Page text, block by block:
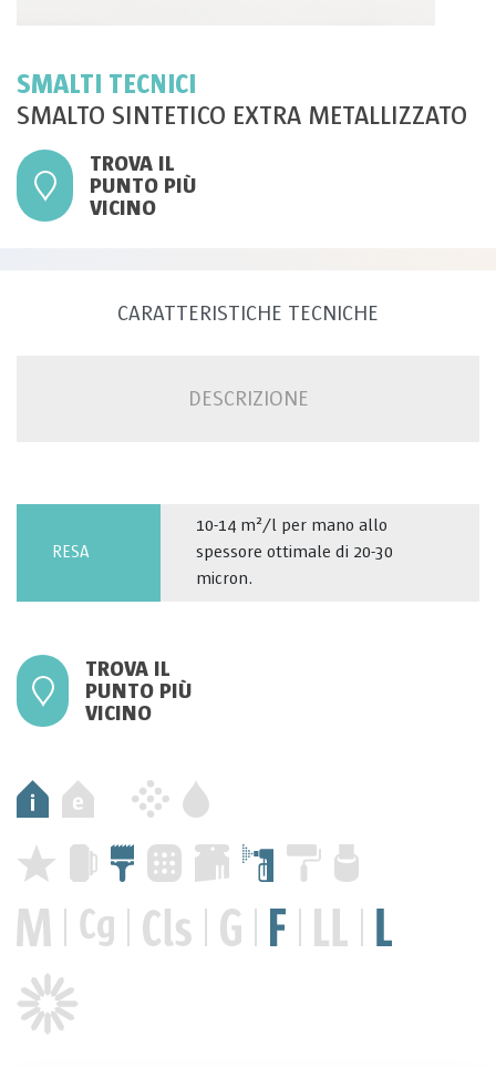
SMALTI TECNICI
SMALTO SINTETICO EXTRA METALLIZZATO
TROVA IL
PUNTO PIÙ
VICINO
CARATTERISTICHE TECNICHE
DESCRIZIONE
RESA
10-14 m²/l per mano allo
spessore ottimale di 20-30
micron.
TROVA IL
PUNTO PIÙ
VICINO